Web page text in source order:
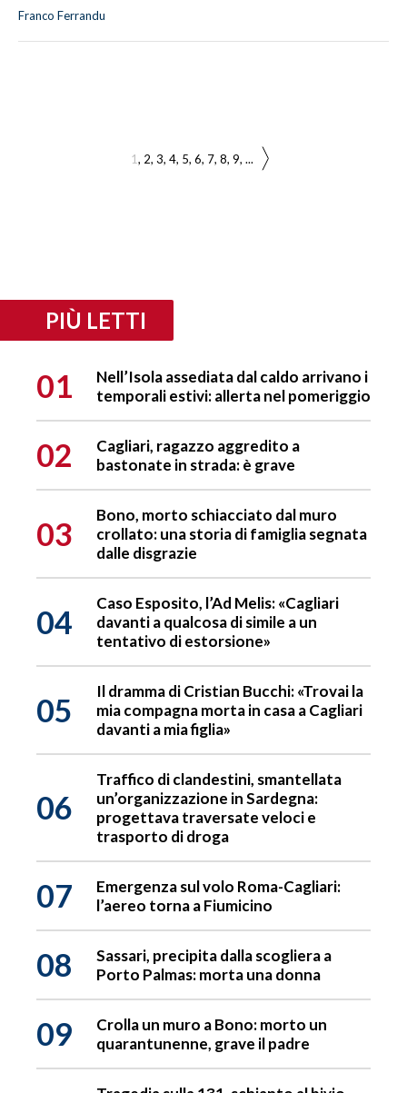
Franco Ferrandu
1 2 3 4 5 6 7 8 9 ...
PIÙ LETTI
01
Nell’Isola assediata dal caldo arrivano i
temporali estivi: allerta nel pomeriggio
02
Cagliari, ragazzo aggredito a
bastonate in strada: è grave
03
Bono, morto schiacciato dal muro
crollato: una storia di famiglia segnata
dalle disgrazie
04
Caso Esposito, l’Ad Melis: «Cagliari
davanti a qualcosa di simile a un
tentativo di estorsione»
05
Il dramma di Cristian Bucchi: «Trovai la
mia compagna morta in casa a Cagliari
davanti a mia figlia»
06
Traffico di clandestini, smantellata
un’organizzazione in Sardegna:
progettava traversate veloci e
trasporto di droga
07
Emergenza sul volo Roma-Cagliari:
l’aereo torna a Fiumicino
08
Sassari, precipita dalla scogliera a
Porto Palmas: morta una donna
09
Crolla un muro a Bono: morto un
quarantunenne, grave il padre